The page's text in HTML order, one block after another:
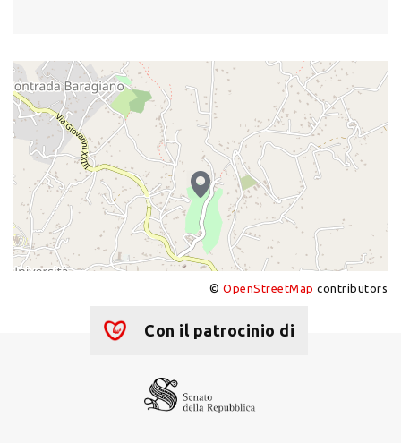
© OpenStreetMap contributors
Con il patrocinio di